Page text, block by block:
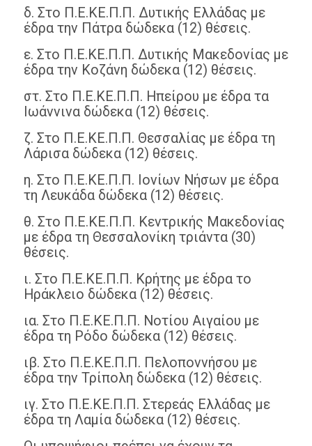
δ. Στο Π.Ε.ΚΕ.Π.Π. Δυτικής Ελλάδας με
έδρα την Πάτρα δώδεκα (12) θέσεις.
ε. Στο Π.Ε.ΚΕ.Π.Π. Δυτικής Μακεδονίας με
έδρα την Κοζάνη δώδεκα (12) θέσεις.
στ. Στο Π.Ε.ΚΕ.Π.Π. Ηπείρου με έδρα τα
Ιωάννινα δώδεκα (12) θέσεις.
ζ. Στο Π.Ε.ΚΕ.Π.Π. Θεσσαλίας με έδρα τη
Λάρισα δώδεκα (12) θέσεις.
η. Στο Π.Ε.ΚΕ.Π.Π. Ιονίων Νήσων με έδρα
τη Λευκάδα δώδεκα (12) θέσεις.
θ. Στο Π.Ε.ΚΕ.Π.Π. Κεντρικής Μακεδονίας
με έδρα τη Θεσσαλονίκη τριάντα (30)
θέσεις.
ι. Στο Π.Ε.ΚΕ.Π.Π. Κρήτης με έδρα το
Ηράκλειο δώδεκα (12) θέσεις.
ια. Στο Π.Ε.ΚΕ.Π.Π. Νοτίου Αιγαίου με
έδρα τη Ρόδο δώδεκα (12) θέσεις.
ιβ. Στο Π.Ε.ΚΕ.Π.Π. Πελοποννήσου με
έδρα την Τρίπολη δώδεκα (12) θέσεις.
ιγ. Στο Π.Ε.ΚΕ.Π.Π. Στερεάς Ελλάδας με
έδρα τη Λαμία δώδεκα (12) θέσεις.